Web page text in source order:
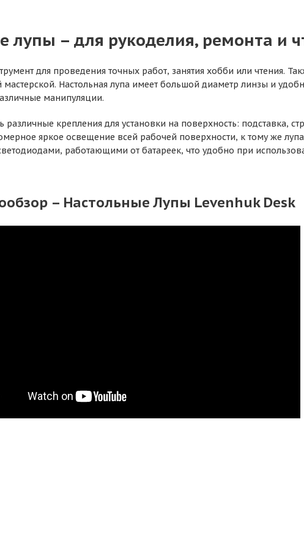
лупы – для рукоделия, ремонта и
для проведения точных работ, занятия хобби или чтения.
Настольная лупа имеет большой диаметр линзы и
манипуляции.
различные крепления для установки на поверхность: подставка,
яркое освещение всей рабочей поверхности, к тому же лупа
работающими от батареек, что удобно при
– Настольные Лупы Levenhuk Desk